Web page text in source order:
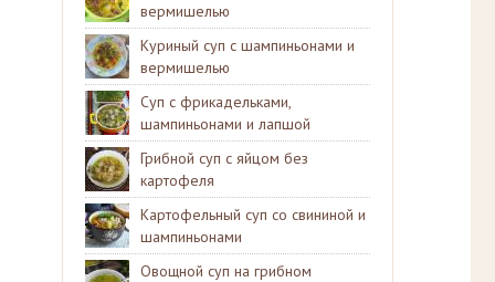
вермишелью
Куриный суп с шампиньонами и
вермишелью
Суп с фрикадельками,
шампиньонами и лапшой
Грибной суп с яйцом без
картофеля
Картофельный суп со свининой и
шампиньонами
Овощной суп на грибном